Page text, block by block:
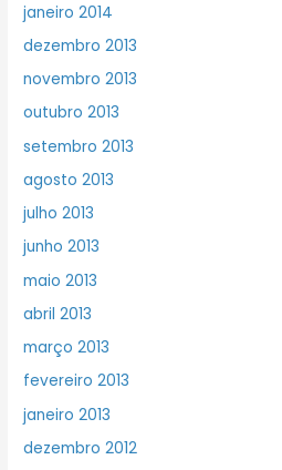
janeiro 2014
dezembro 2013
novembro 2013
outubro 2013
setembro 2013
agosto 2013
julho 2013
junho 2013
maio 2013
abril 2013
março 2013
fevereiro 2013
janeiro 2013
dezembro 2012